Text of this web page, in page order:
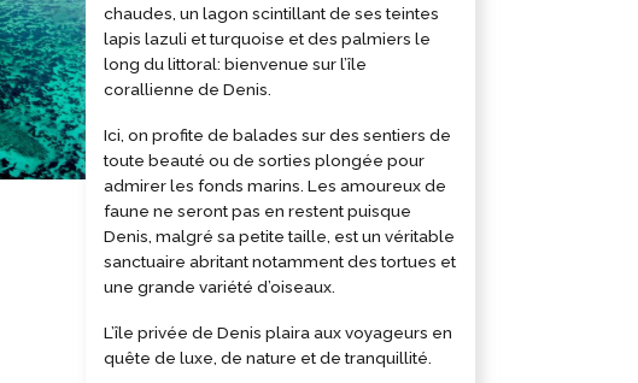
chaudes, un lagon scintillant de ses teintes
lapis lazuli et turquoise et des palmiers le
long du littoral: bienvenue sur l’île
corallienne de Denis.
Ici, on profite de balades sur des sentiers de
toute beauté ou de sorties plongée pour
admirer les fonds marins. Les amoureux de
faune ne seront pas en restent puisque
Denis, malgré sa petite taille, est un véritable
sanctuaire abritant notamment des tortues et
une grande variété d’oiseaux.
L’île privée de Denis plaira aux voyageurs en
quête de luxe, de nature et de tranquillité.